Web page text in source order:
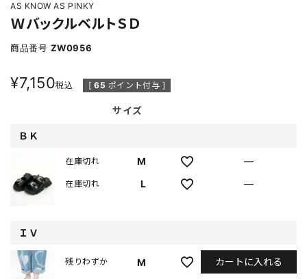
AS KNOW AS PINKY
ＷバックルベルトＳＤ
商品番号 ZW0956
¥7,150税込 [ 65 ポイント付与 ]
サイズ
ＢＫ
M
在庫切れ
—
L
在庫切れ —
ＩＶ
M
残りわずか カートに入れる